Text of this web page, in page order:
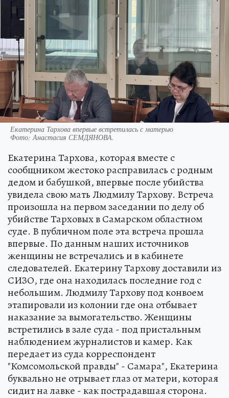
Екатерина Тархова впервые встретилась с матерью
Фото: Анастасия СЕМДЯНОВА.
Екатерина Тархова, которая вместе с
сообщником жестоко расправилась с родным
дедом и бабушкой, впервые после убийства
увидела свою мать Людмилу Тархову. Встреча
произошла на первом заседании по делу об
убийстве Тарховых в Самарском областном
суде. В публичном поле эта встреча прошла
впервые. По данным наших источников
женщины не встречались и в кабинете
следователей. Екатерину Тархову доставили из
СИЗО, где она находилась последние год с
небольшим. Людмилу Тархову под конвоем
этапировали из колонии где она отбывает
наказание за вымогательство. Женщины
встретились в зале суда - под пристальным
наблюдением журналистов и камер. Как
передает из суда корреспондент
"Комсомольской правды" - Самара", Екатерина
буквально не отрывает глаз от матери, которая
сидит на лавке - как пострадавшая сторона.